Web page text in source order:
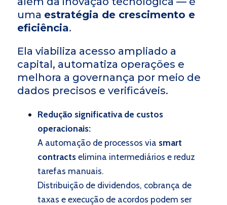
uma estratégia de crescimento e
eficiência.
Ela viabiliza acesso ampliado a
capital, automatiza operações e
melhora a governança por meio de
dados precisos e verificáveis.
Redução significativa de custos
operacionais:
A automação de processos via smart
contractselimina intermediários e reduz
tarefas manuais.
Distribuição de dividendos, cobrança de
taxas e execução de acordos podem ser